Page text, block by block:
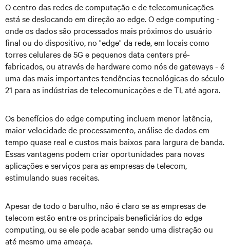
O centro das redes de computação e de telecomunicações
está se deslocando em direção ao edge. O edge computing -
onde os dados são processados mais próximos do usuário
final ou do dispositivo, no "edge" da rede, em locais como
torres celulares de 5G e pequenos data centers pré-
fabricados, ou através de hardware como nós de gateways - é
uma das mais importantes tendências tecnológicas do século
21 para as indústrias de telecomunicações e de TI, até agora.
Os benefícios do edge computing incluem menor latência,
maior velocidade de processamento, análise de dados em
tempo quase real e custos mais baixos para largura de banda.
Essas vantagens podem criar oportunidades para novas
aplicações e serviços para as empresas de telecom,
estimulando suas receitas.
Apesar de todo o barulho, não é claro se as empresas de
telecom estão entre os principais beneficiários do edge
computing, ou se ele pode acabar sendo uma distração ou
até mesmo uma ameaça.